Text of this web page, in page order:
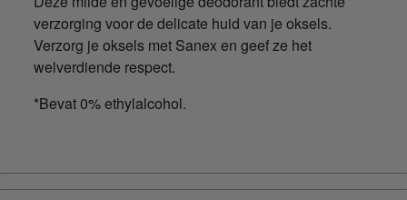
verzorging voor de delicate huid van je oksels.
Verzorg je oksels met Sanex en geef ze het
welverdiende respect.
*Bevat 0% ethylalcohol.